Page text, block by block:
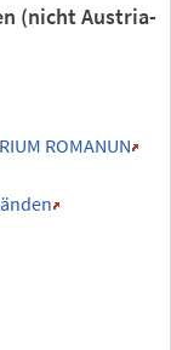
(nicht Austria-
ROMANUN